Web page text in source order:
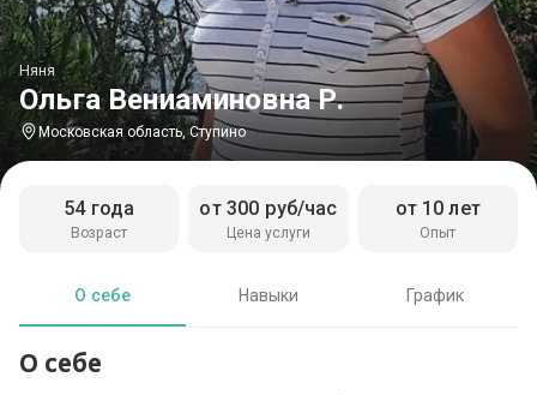
Ольга Вениаминовна Р.
Няня
Московская область, Ступино
Возраст
54 года
Цена услуги
от 300 руб/час
Опыт
от 10 лет
О себе Навыки График
О себе